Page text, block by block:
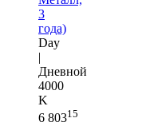
3
года)
Day
|
Дневной
4000
K
6 80315